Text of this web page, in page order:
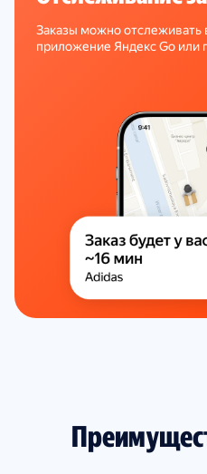
Заказы можно отслеживать
приложение Яндекс Go или